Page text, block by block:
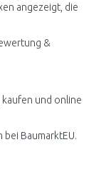
angezeigt, die
&
und online
BaumarktEU.